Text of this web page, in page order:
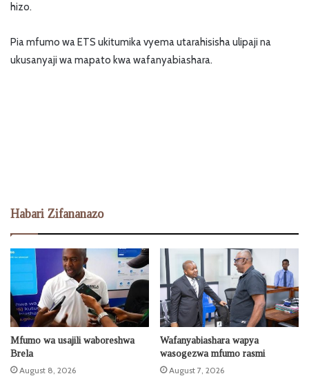
hizo.
Pia mfumo wa ETS ukitumika vyema utarahisisha ulipaji na
ukusanyaji wa mapato kwa wafanyabiashara.
Habari Zifananazo
Mfumo wa usajili waboreshwa
Brela
August 8, 2026
Wafanyabiashara wapya
wasogezwa mfumo rasmi
August 7, 2026